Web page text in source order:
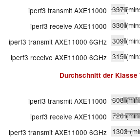
iperf3 transmit AXE11000 337
iperf3 receive AXE11000 330
iperf3 transmit AXE11000 6GHz 309
iperf3 receive AXE11000 6GHz 315
Durchschnitt der Klasse
iperf3 transmit AXE11000 608
iperf3 receive AXE11000 726
iperf3 transmit AXE11000 6GHz 1303